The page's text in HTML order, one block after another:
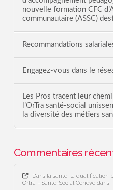
nouvelle formation CFC
communautaire (ASSC)
Recommandations
Engagez-vous dans le
Les Pros tracent leur
l’OrTra santé-social
la diversité des métiers
Commentaires
Dans la santé, la qualification
Ortra – Santé-Social Genèvedans